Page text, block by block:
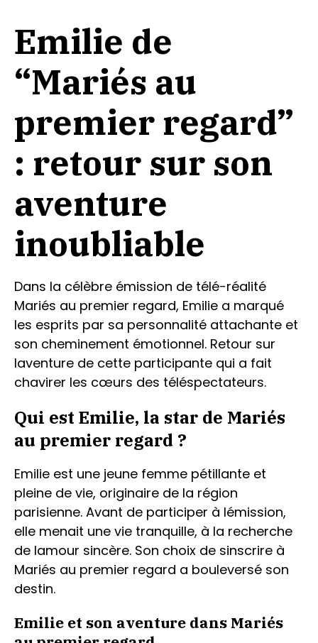
Emilie de
“Mariés au
premier regard”
: retour sur son
aventure
inoubliable
Dans la célèbre émission de télé-réalité
Mariés au premier regard, Emilie a marqué
les esprits par sa personnalité attachante et
son cheminement émotionnel. Retour sur
laventure de cette participante qui a fait
chavirer les cœurs des téléspectateurs.
Qui est Emilie, la star de Mariés
au premier regard ?
Emilie est une jeune femme pétillante et
pleine de vie, originaire de la région
parisienne. Avant de participer à lémission,
elle menait une vie tranquille, à la recherche
de lamour sincère. Son choix de sinscrire à
Mariés au premier regard a bouleversé son
destin.
Emilie et son aventure dans Mariés